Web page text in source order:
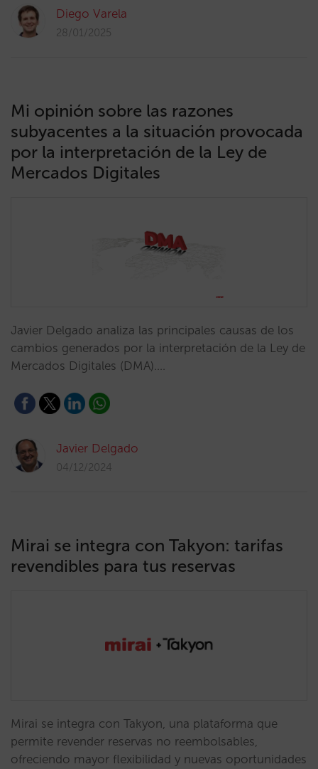
Diego Varela
28/01/2025
Mi opinión sobre las razones
subyacentes a la situación provocada
por la interpretación de la Ley de
Mercados Digitales
Javier Delgado analiza las principales causas de los
cambios generados por la interpretación de la Ley de
Mercados Digitales (DMA).…
Javier Delgado
04/12/2024
Mirai se integra con Takyon: tarifas
revendibles para tus reservas
Mirai se integra con Takyon, una plataforma que
permite revender reservas no reembolsables,
ofreciendo mayor flexibilidad y nuevas oportunidades